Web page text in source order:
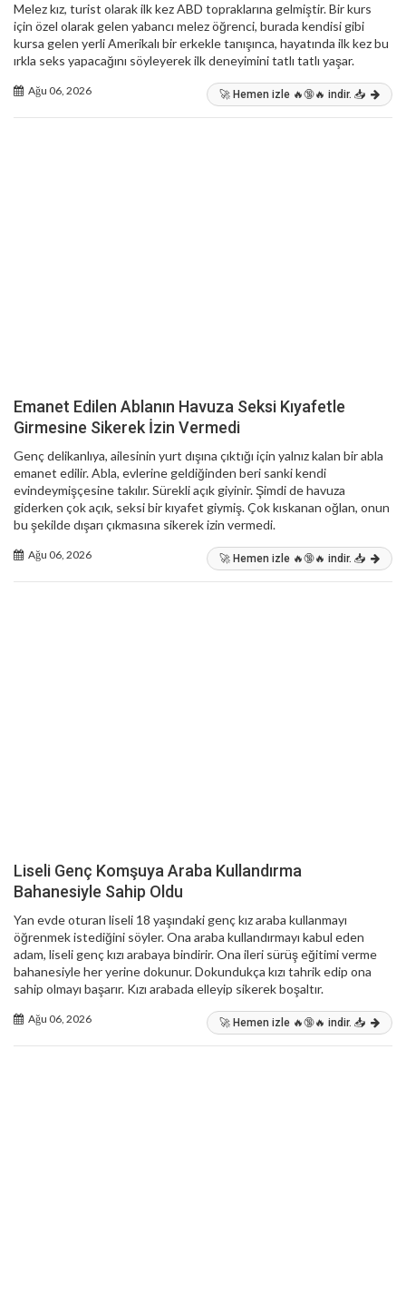
Melez kız, turist olarak ilk kez ABD topraklarına gelmiştir. Bir kurs
için özel olarak gelen yabancı melez öğrenci, burada kendisi gibi
kursa gelen yerli Amerikalı bir erkekle tanışınca, hayatında ilk kez bu
ırkla seks yapacağını söyleyerek ilk deneyimini tatlı tatlı yaşar.
Ağu 06, 2026 🚀 Hemen izle 🔥🔞🔥 indir. 📥
Emanet Edilen Ablanın Havuza Seksi Kıyafetle
Girmesine Sikerek İzin Vermedi
Genç delikanlıya, ailesinin yurt dışına çıktığı için yalnız kalan bir abla
emanet edilir. Abla, evlerine geldiğinden beri sanki kendi
evindeymişçesine takılır. Sürekli açık giyinir. Şimdi de havuza
giderken çok açık, seksi bir kıyafet giymiş. Çok kıskanan oğlan, onun
bu şekilde dışarı çıkmasına sikerek izin vermedi.
Ağu 06, 2026 🚀 Hemen izle 🔥🔞🔥 indir. 📥
Liseli Genç Komşuya Araba Kullandırma
Bahanesiyle Sahip Oldu
Yan evde oturan liseli 18 yaşındaki genç kız araba kullanmayı
öğrenmek istediğini söyler. Ona araba kullandırmayı kabul eden
adam, liseli genç kızı arabaya bindirir. Ona ileri sürüş eğitimi verme
bahanesiyle her yerine dokunur. Dokundukça kızı tahrik edip ona
sahip olmayı başarır. Kızı arabada elleyip sikerek boşaltır.
Ağu 06, 2026 🚀 Hemen izle 🔥🔞🔥 indir. 📥